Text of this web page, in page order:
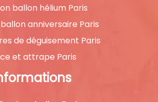
ballon hélium Paris
anniversaire Paris
de déguisement Paris
et attrape Paris